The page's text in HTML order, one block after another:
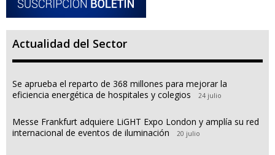
Actualidad del Sector
Se aprueba el reparto de 368 millones para mejorar la
eficiencia energética de hospitales y colegios
24 julio
Messe Frankfurt adquiere LiGHT Expo London y amplía su red
internacional de eventos de iluminación
20 julio